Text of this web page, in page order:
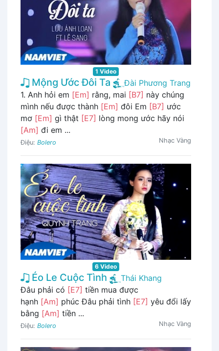
1 Video
Mộng Ước Đôi Ta
Đài Phương Trang
1. Anh hỏi em [Em] rằng, mai [B7] này chúng
mình nếu được thành [Em] đôi Em [B7] ước
mơ [Em] gì thật [E7] lòng mong ước hãy nói
[Am] đi em ...
Điệu: Bolero Nhạc Vàng
6 Video
Éo Le Cuộc Tình
Thái Khang
Đâu phải có [E7] tiền mua được
hạnh [Am] phúc Đâu phải tình [E7] yêu đổi lấy
bằng [Am] tiền ...
Điệu: Bolero Nhạc Vàng